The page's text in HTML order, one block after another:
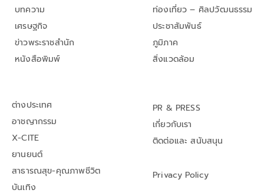
บทความ
เศรษฐกิจ
ข่าวพระราชสำนัก
หนังสือพิมพ์
ท่องเที่ยว – ศิลปวัฒนธรรม
ประชาสัมพันธ์
ภูมิภาค
สิ่งแวดล้อม
ต่างประเทศ
อาชญากรรม
X-CITE
ยานยนต์
สาธารณสุข-คุณภาพชีวิต
บันเทิง
PR & PRESS
เกี่ยวกับเรา
ติดต่อและ สนับสนุน
Privacy Policy